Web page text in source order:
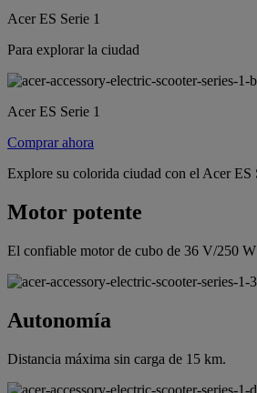
Acer ES Serie 1
Para explorar la ciudad
Acer ES Serie 1
Comprar ahora
Explore su colorida ciudad con el Acer ES
Motor potente
El confiable motor de cubo de 36 V/250
Autonomía
Distancia máxima sin carga de 15 km.